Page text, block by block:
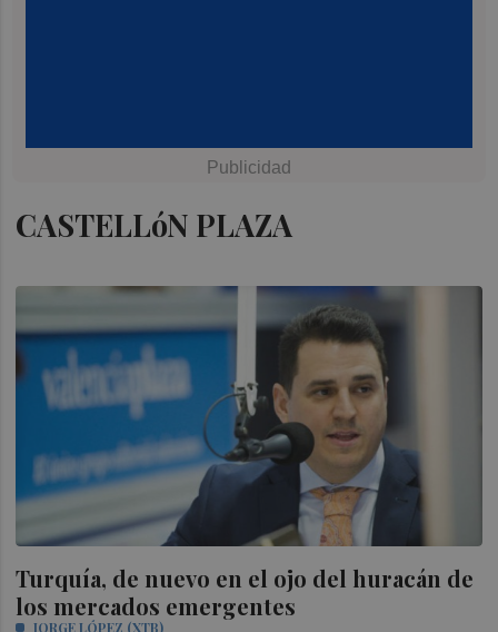
CASTELLóN PLAZA
Turquía, de nuevo en el ojo del huracán de
los mercados emergentes
JORGE LÓPEZ (XTB)